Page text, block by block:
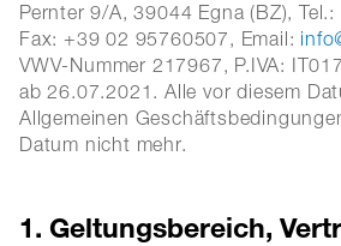
Pernter 9/A, 39044 Egna (BZ),
Fax: +39 02 95760507, Email:
VWV-Nummer 217967, P.IVA:
ab 26.07.2021. Alle vor diesem
Allgemeinen
Datum nicht mehr.
1. Geltungsbereich,